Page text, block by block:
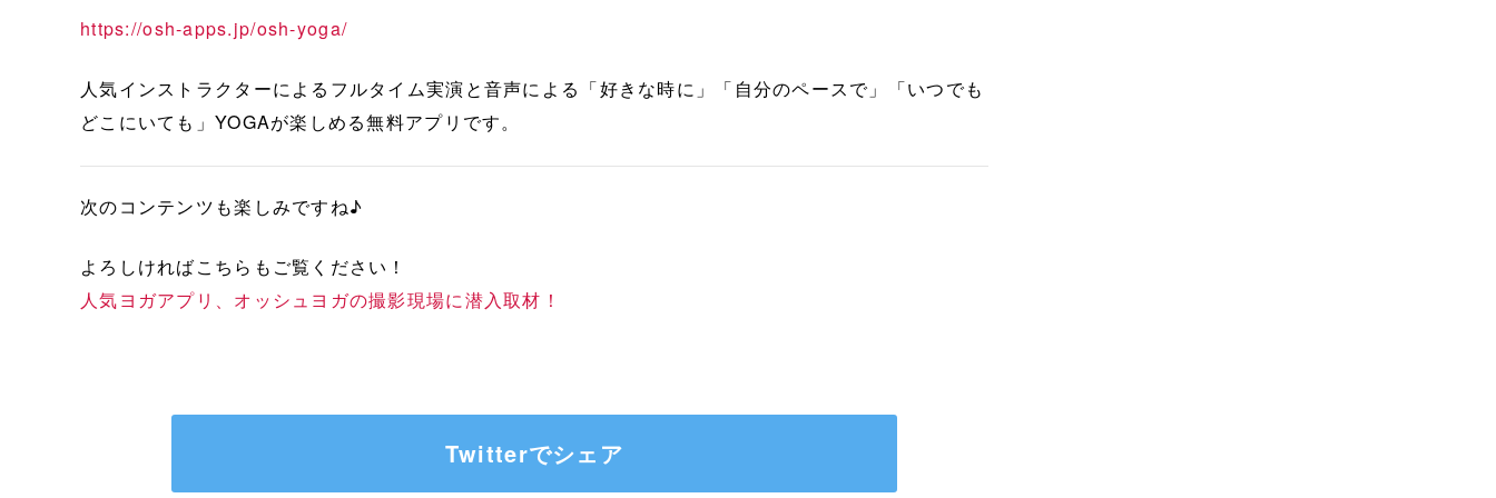
https://osh-apps.jp/osh-yoga/
人気インストラクターによるフルタイム実演と音声による「好きな時に」「自分のペースで」「いつでも
どこにいても」YOGAが楽しめる無料アプリです。
次のコンテンツも楽しみですね♪
よろしければこちらもご覧ください！
人気ヨガアプリ、オッシュヨガの撮影現場に潜入取材！
Twitterでシェア